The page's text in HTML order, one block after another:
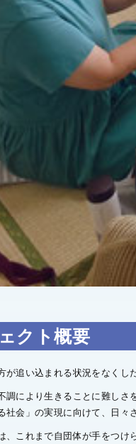
クト概要
が追い込まれる状況をなくし
調により生きることに難し
社会」の実現に向けて、日々
、これまで自団体が手をつけ